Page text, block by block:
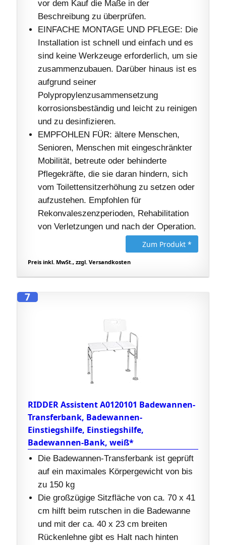
vor dem Kauf die Maße in der
Beschreibung zu überprüfen.
EINFACHE MONTAGE UND PFLEGE: Die
Installation ist schnell und einfach und es
sind keine Werkzeuge erforderlich, um sie
zusammenzubauen. Darüber hinaus ist es
aufgrund seiner
Polypropylenzusammensetzung
korrosionsbeständig und leicht zu reinigen
und zu desinfizieren.
EMPFOHLEN FÜR: ältere Menschen,
Senioren, Menschen mit eingeschränkter
Mobilität, betreute oder behinderte
Pflegekräfte, die sie daran hindern, sich
vom Toilettensitzerhöhung zu setzen oder
aufzustehen. Empfohlen für
Rekonvaleszenzperioden, Rehabilitation
von Verletzungen und nach der Operation.
Zum Produkt *
Preis inkl. MwSt., zzgl. Versandkosten
7
RIDDER Assistent A0120101 Badewannen-
Transferbank, Badewannen-
Einstiegshilfe, Einstiegshilfe,
Badewannen-Bank, weiß*
Die Badewannen-Transferbank ist geprüft
auf ein maximales Körpergewicht von bis
zu 150 kg
Die großzügige Sitzfläche von ca. 70 x 41
cm hilft beim rutschen in die Badewanne
und mit der ca. 40 x 23 cm breiten
Rückenlehne gibt es Halt nach hinten